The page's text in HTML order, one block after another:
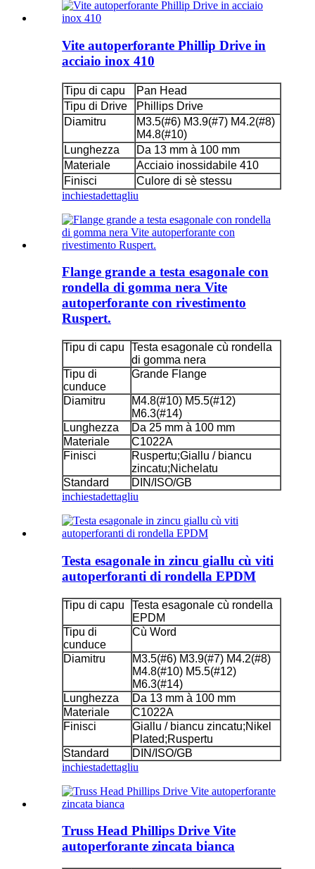
Vite autoperforante Phillip Drive in
acciaio inox 410
Tipu di capu
Pan Head
Tipu di Drive
Phillips Drive
Diamitru
M3.5(#6) M3.9(#7) M4.2(#8)
M4.8(#10)
Lunghezza
Da 13 mm à 100 mm
Materiale
Acciaio inossidabile 410
Finisci
Culore di sè stessu
inchiestadettagliu
Flange grande a testa esagonale con
rondella di gomma nera Vite
autoperforante con rivestimento
Ruspert.
Tipu di capu
Testa esagonale cù rondella
di gomma nera
Tipu di
cunduce
Grande Flange
Diamitru
M4.8(#10) M5.5(#12)
M6.3(#14)
Lunghezza
Da 25 mm à 100 mm
Materiale
C1022A
Finisci
Ruspertu;Giallu / biancu
zincatu;Nichelatu
Standard
DIN/ISO/GB
inchiestadettagliu
Testa esagonale in zincu giallu cù viti
autoperforanti di rondella EPDM
Tipu di capu
Testa esagonale cù rondella
EPDM
Tipu di
cunduce
Cù Word
Diamitru
M3.5(#6) M3.9(#7) M4.2(#8)
M4.8(#10) M5.5(#12)
M6.3(#14)
Lunghezza
Da 13 mm à 100 mm
Materiale
C1022A
Finisci
Giallu / biancu zincatu;Nikel
Plated;Ruspertu
Standard
DIN/ISO/GB
inchiestadettagliu
Truss Head Phillips Drive Vite
autoperforante zincata bianca